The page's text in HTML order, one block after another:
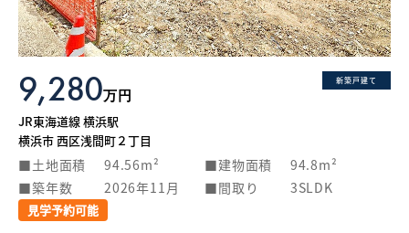
新築戸建て
9,280万円
JR東海道線 横浜駅
横浜市 西区浅間町２丁目
土地面積 94.56m² 建物面積
94.8m²
築年数
2026年11月 間取り 3SLDK
見学予約可能